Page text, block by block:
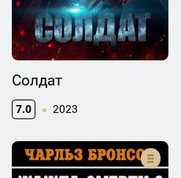
Солдат
7.0 2023